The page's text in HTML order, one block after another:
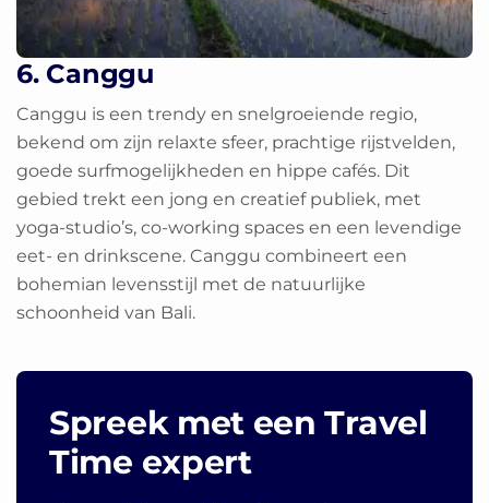
6. Canggu
Canggu is een trendy en snelgroeiende regio,
bekend om zijn relaxte sfeer, prachtige rijstvelden,
goede surfmogelijkheden en hippe cafés. Dit
gebied trekt een jong en creatief publiek, met
yoga-studio’s, co-working spaces en een levendige
eet- en drinkscene. Canggu combineert een
bohemian levensstijl met de natuurlijke
schoonheid van Bali.
Spreek met een Travel
Time expert